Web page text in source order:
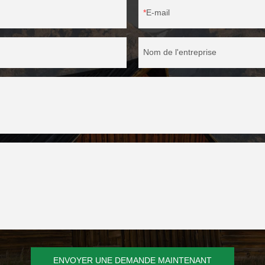
E-mail
Nom de l'entreprise
ENVOYER UNE DEMANDE MAINTENANT